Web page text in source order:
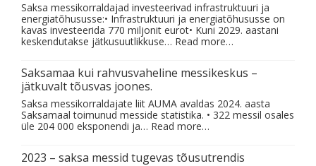
Saksa messikorraldajad investeerivad infrastruktuuri ja
energiatõhususse:• Infrastruktuuri ja energiatõhususse on
kavas investeerida 770 miljonit eurot• Kuni 2029. aastani
keskendutakse jätkusuutlikkuse… Read more…
Saksamaa kui rahvusvaheline messikeskus –
jätkuvalt tõusvas joones.
Saksa messikorraldajate liit AUMA avaldas 2024. aasta
Saksamaal toimunud messide statistika. • 322 messil osales
üle 204 000 eksponendi ja… Read more…
2023 – saksa messid tugevas tõusutrendis